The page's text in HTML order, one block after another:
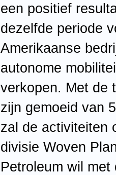
een positief
dezelfde periode
Amerikaanse
autonome
verkopen. Met de
zijn gemoeid van
zal de activiteiten
divisie Woven
Petroleum wil